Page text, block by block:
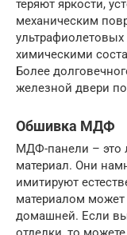
теряют яркости,
механическим
химическими
Более
железной двери
Обшивка МДФ
МДФ-панели – это
материал. Они
имитируют
материалом может
домашней. Если